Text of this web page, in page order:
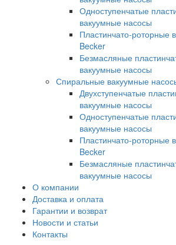
Одноступенчатые
вакуумные насосы
Пластинчато-роторные
Becker
Безмасляные
вакуумные насосы
Спиральные вакуумные
Двухступенчатые
вакуумные насосы
Одноступенчатые
вакуумные насосы
Пластинчато-роторные
Becker
Безмасляные
вакуумные насосы
О компании
Доставка и оплата
Гарантии и возврат
Новости и статьи
Контакты